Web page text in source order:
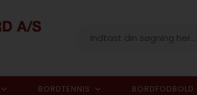
BORDTENNIS BORDFODBOLD